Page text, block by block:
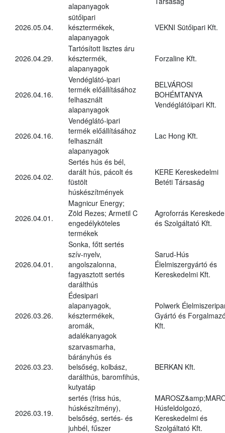
alapanyagok
2026.05.04.
sütőipari
késztermékek,
alapanyagok
VEKNI Sütőipari Kft.
2026.04.29.
Tartósított lisztes áru
késztermék,
alapanyagok
Forzaline Kft.
2026.04.16.
Vendéglátó-ipari
termék előállításához
felhasznált
alapanyagok
BELVÁROSI
BOHÉMTANYA
Vendéglátóipari Kft.
2026.04.16.
Vendéglátó-ipari
termék előállításához
felhasznált
alapanyagok
Lac Hong Kft.
2026.04.02.
Sertés hús és bél,
darált hús, pácolt és
füstölt
húskészítmények
KERE Kereskedelmi
Betéti Társaság
2026.04.01.
Magnicur Energy;
Zöld Rezes; Armetil C
engedélyköteles
termékek
Agroforrás
és Szolgáltató Kft.
2026.04.01.
Sonka, főtt sertés
szív-nyelv,
angolszalonna,
fagyasztott sertés
darálthús
Sarud-Hús
Élelmiszergyártó és
Kereskedelmi Kft.
2026.03.26.
Édesipari
alapanyagok,
késztermékek,
aromák,
adalékanyagok
Polwerk
Gyártó és
Kft.
2026.03.23.
szarvasmarha,
bárányhús és
belsőség, kolbász,
darálthús, baromfihús,
kutyatáp
BERKAN Kft.
2026.03.19.
sertés (friss hús,
húskészítmény),
belsőség, sertés- és
juhbél, fűszer
Húsfeldolgozó,
Kereskedelmi és
Szolgáltató Kft.